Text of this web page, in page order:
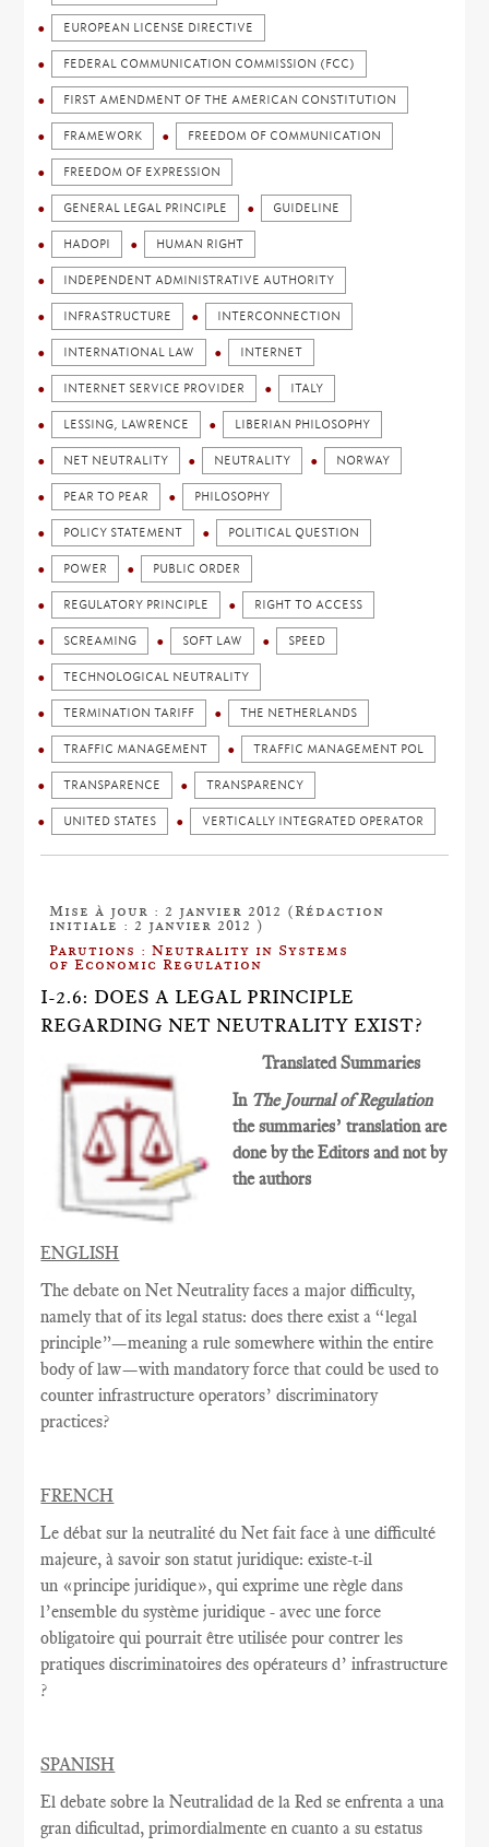
EUROPEAN LICENSE DIRECTIVE
FEDERAL COMMUNICATION COMMISSION (FCC)
FIRST AMENDMENT OF THE AMERICAN CONSTITUTION
FRAMEWORK FREEDOM OF COMMUNICATION
FREEDOM OF EXPRESSION
GENERAL LEGAL PRINCIPLE GUIDELINE
HADOPI HUMAN RIGHT
INDEPENDENT ADMINISTRATIVE AUTHORITY
INFRASTRUCTURE INTERCONNECTION
INTERNATIONAL LAW INTERNET
INTERNET SERVICE PROVIDER ITALY
LESSING, LAWRENCE LIBERIAN PHILOSOPHY
NET NEUTRALITY NEUTRALITY NORWAY
PEAR TO PEAR PHILOSOPHY
POLICY STATEMENT POLITICAL QUESTION
POWER PUBLIC ORDER
REGULATORY PRINCIPLE RIGHT TO ACCESS
SCREAMING SOFT LAW SPEED
TECHNOLOGICAL NEUTRALITY
TERMINATION TARIFF THE NETHERLANDS
TRAFFIC MANAGEMENT TRAFFIC MANAGEMENT POL
TRANSPARENCE TRANSPARENCY
UNITED STATES VERTICALLY INTEGRATED OPERATOR
Mise à jour : 2 janvier 2012 (Rédaction
initiale : 2 janvier 2012 )
Parutions : Neutrality in Systems
of Economic Regulation
I-2.6: DOES A LEGAL PRINCIPLE
REGARDING NET NEUTRALITY EXIST?
Translated Summaries
In The Journal of Regulation
the summaries’ translation are
done by the Editors and not by
the authors
ENGLISH
The debate on Net Neutrality faces a major difficulty,
namely that of its legal status: does there exist a “legal
principle”—meaning a rule somewhere within the entire
body of law—with mandatory force that could be used to
counter infrastructure operators’ discriminatory
practices?
FRENCH
Le débat sur la neutralité du Net fait face à une difficulté
majeure, à savoir son statut juridique: existe-t-il
un «principe juridique», qui exprimeune règle dans
l’ensemble du système juridique - avec uneforce
obligatoire qui pourrait être utilisée pour contrer les
pratiques discriminatoires des opérateurs d’ infrastructure
?
SPANISH
El debate sobre la Neutralidad de la Red se enfrenta a una
gran dificultad, primordialmente en cuanto a su estatus